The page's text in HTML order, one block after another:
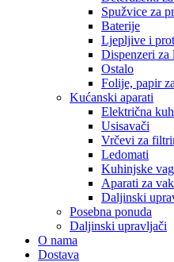
Spužvice za
Baterije
Ljepljive i
Dispenzeri
Ostalo
Folije, papir
Kućanski aparati
Električna
Usisavači
Vrčevi za
Ledomati
Kuhinjske
Aparati za
Daljinski
Posebna ponuda
Daljinski upravljači
O nama
Dostava